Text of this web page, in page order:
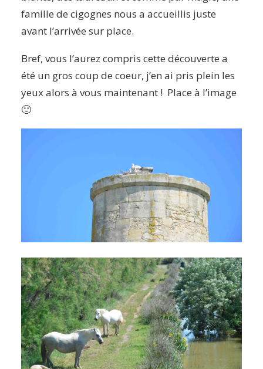
famille de cigognes nous a accueillis juste
avant l’arrivée sur place.
Bref, vous l’aurez compris cette découverte a
été un gros coup de coeur, j’en ai pris plein les
yeux alors à vous maintenant ! Place à l’image
🙂